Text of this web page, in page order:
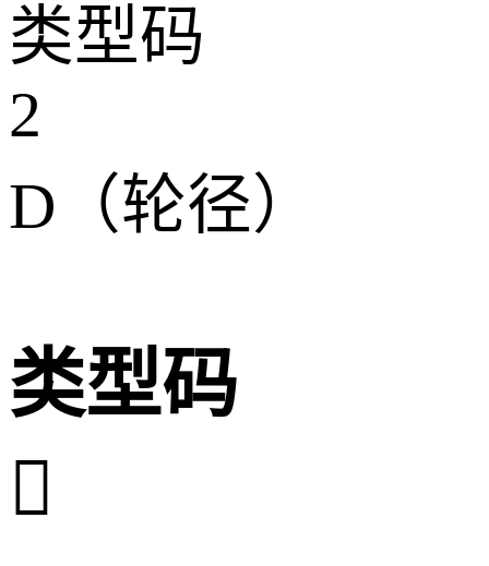
类型码
2
D（轮径）
类型码
